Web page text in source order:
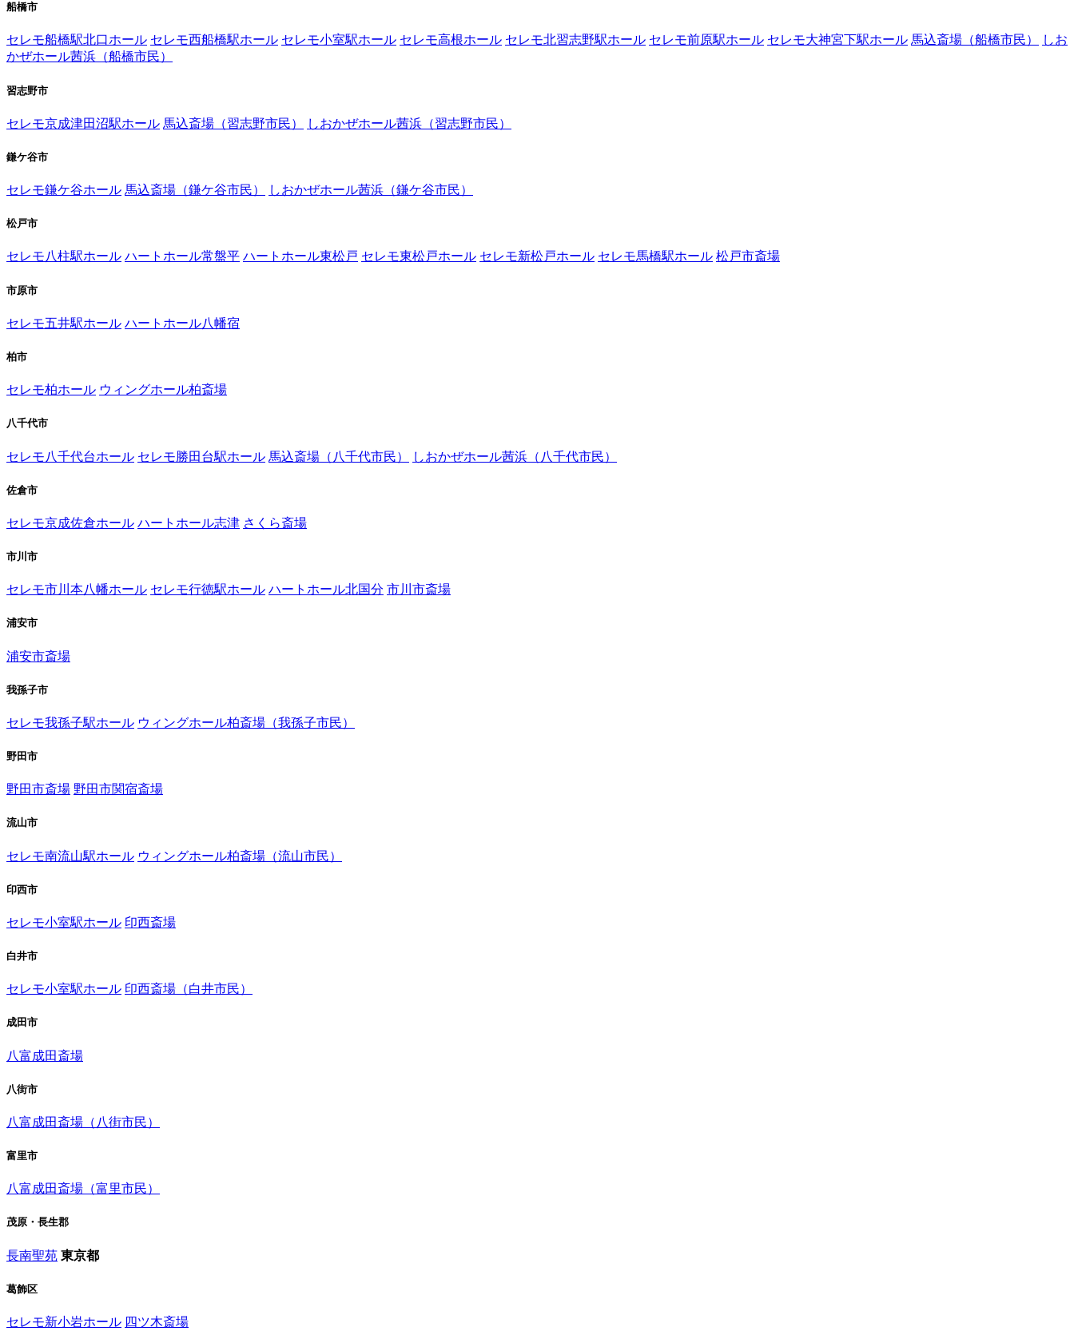
船橋市
セレモ船橋駅北口ホール セレモ西船橋駅ホール セレモ小室駅ホール セレモ高根ホール セレモ北習志野駅ホール セレモ前原駅ホール セレモ大神宮下駅ホール 馬込斎場（船橋市民）
しお
かぜホール茜浜（船橋市民）
習志野市
セレモ京成津田沼駅ホール 馬込斎場（習志野市民） しおかぜホール茜浜（習志野市民）
鎌ケ谷市
セレモ鎌ケ谷ホール 馬込斎場（鎌ケ谷市民） しおかぜホール茜浜（鎌ケ谷市民）
松戸市
セレモ八柱駅ホール ハートホール常盤平 ハートホール東松戸 セレモ東松戸ホール セレモ新松戸ホール セレモ馬橋駅ホール 松戸市斎場
市原市
セレモ五井駅ホール ハートホール八幡宿
柏市
セレモ柏ホール ウィングホール柏斎場
八千代市
セレモ八千代台ホール セレモ勝田台駅ホール 馬込斎場（八千代市民） しおかぜホール茜浜（八千代市民）
佐倉市
セレモ京成佐倉ホール ハートホール志津 さくら斎場
市川市
セレモ市川本八幡ホール セレモ行徳駅ホール ハートホール北国分 市川市斎場
浦安市
浦安市斎場
我孫子市
セレモ我孫子駅ホール ウィングホール柏斎場（我孫子市民）
野田市
野田市斎場 野田市関宿斎場
流山市
セレモ南流山駅ホール ウィングホール柏斎場（流山市民）
印西市
セレモ小室駅ホール 印西斎場
白井市
セレモ小室駅ホール 印西斎場（白井市民）
成田市
八富成田斎場
八街市
八富成田斎場（八街市民）
富里市
八富成田斎場（富里市民）
茂原・長生郡
長南聖苑 東京都
葛飾区
セレモ新小岩ホール 四ツ木斎場